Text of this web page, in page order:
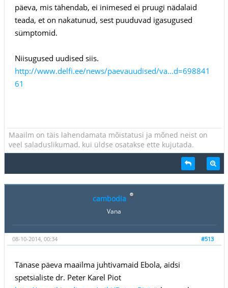
päeva, mis tähendab, ei inimesed ei pruugi nädalaid
teada, et on nakatunud, sest puuduvad igasugused
sümptomid.
Niisugused uudised siis.
http://www.delfi.ee/news/paevauudised/va...d=698841
61
Maailm on täis lahendamata mõistatusi ja mõned neist on
veel saladuslikumad, kui üldse osatakse ette kujutada.
cambodia
Vana
#513
08-10-2014, 00:34
Tänase päeva maailma juhtivamaid Ebola, aidsi
spetsialiste dr. Peter Karel Piot